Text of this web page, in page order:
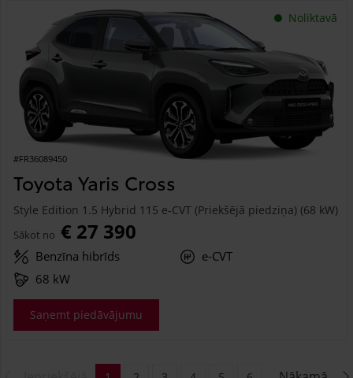
Noliktavā
#FR36089450
Toyota Yaris Cross
Style Edition 1.5 Hybrid 115 e-CVT (Priekšējā piedziņa) (68 kW)
Sākot no € 27 390
Benzīna hibrīds
e-CVT
68 kW
Saņemt piedāvājumu